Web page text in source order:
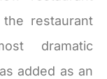
restaurant
dramatic
added as an